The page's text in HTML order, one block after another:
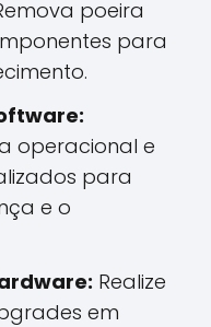
poeira
para
operacional e
para
e o
Realize
em